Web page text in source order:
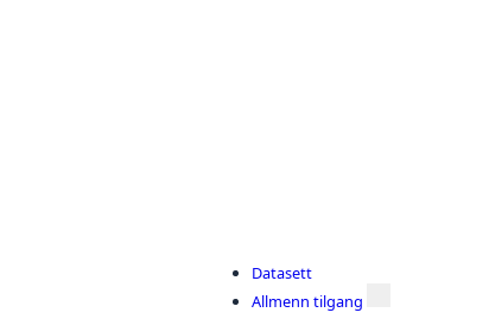
Datasett
Allmenn tilgang